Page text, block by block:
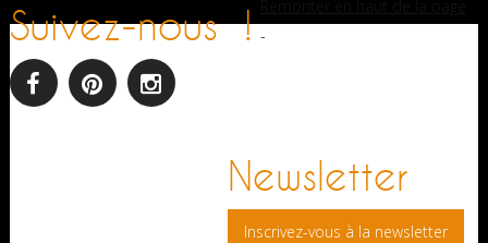
Suivez-nous !
Newsletter
Inscrivez-vous à la newsletter
-